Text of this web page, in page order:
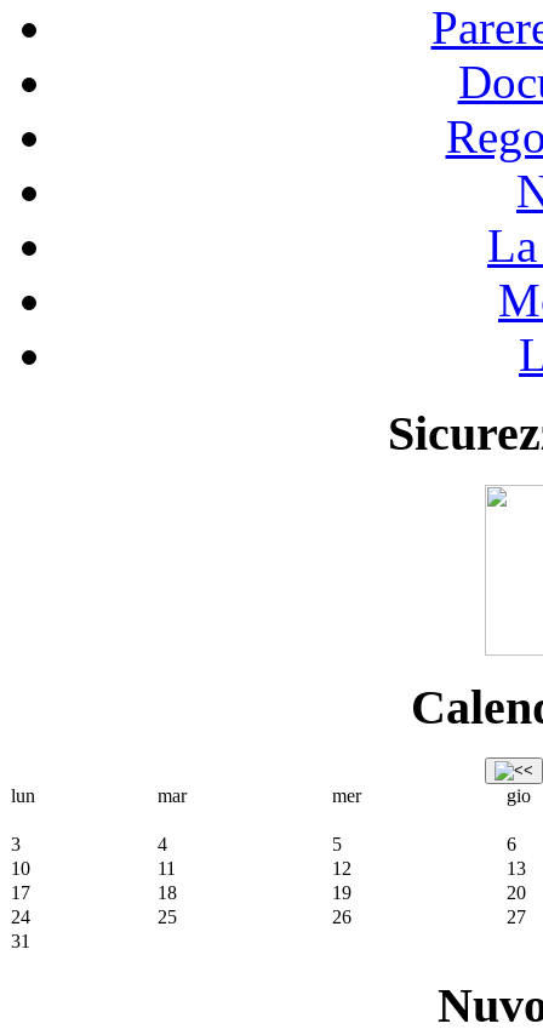
lun
mar mer gio
3 4 5
6
10
11 12
13
17
18 19
20
24
25 26
27
31